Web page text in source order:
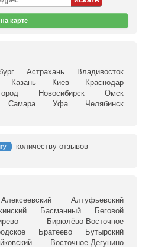
на карте
Астрахань
Владивосток
Казань Киев
Краснодар
Новосибирск
Омск
Самара Уфа
Челябинск
количеству отзывов
Алексеевский
Алтуфьевский
Басманный
Беговой
Бирюлёво Восточное
Братеево
Бутырский
Восточное Дегунино